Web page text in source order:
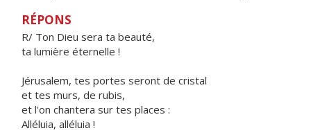
RÉPONS
R/ Ton Dieu sera ta beauté,
ta lumière éternelle !
Jérusalem, tes portes seront de cristal
et tes murs, de rubis,
et l'on chantera sur tes places :
Alléluia, alléluia !